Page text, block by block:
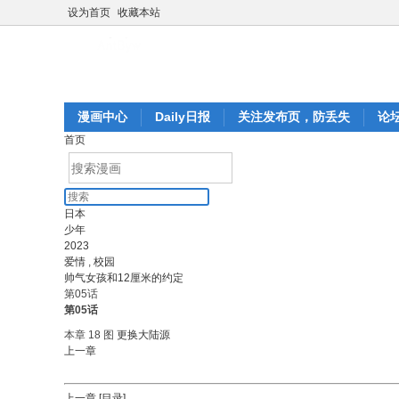
设为首页 收藏本站
漫画中心 Daily日报 关注发布页，防丢失 论
首页
日本
少年
2023
爱情 , 校园
帅气女孩和12厘米的约定
第05话
第05话
本章 18 图 更换大陆源
上一章